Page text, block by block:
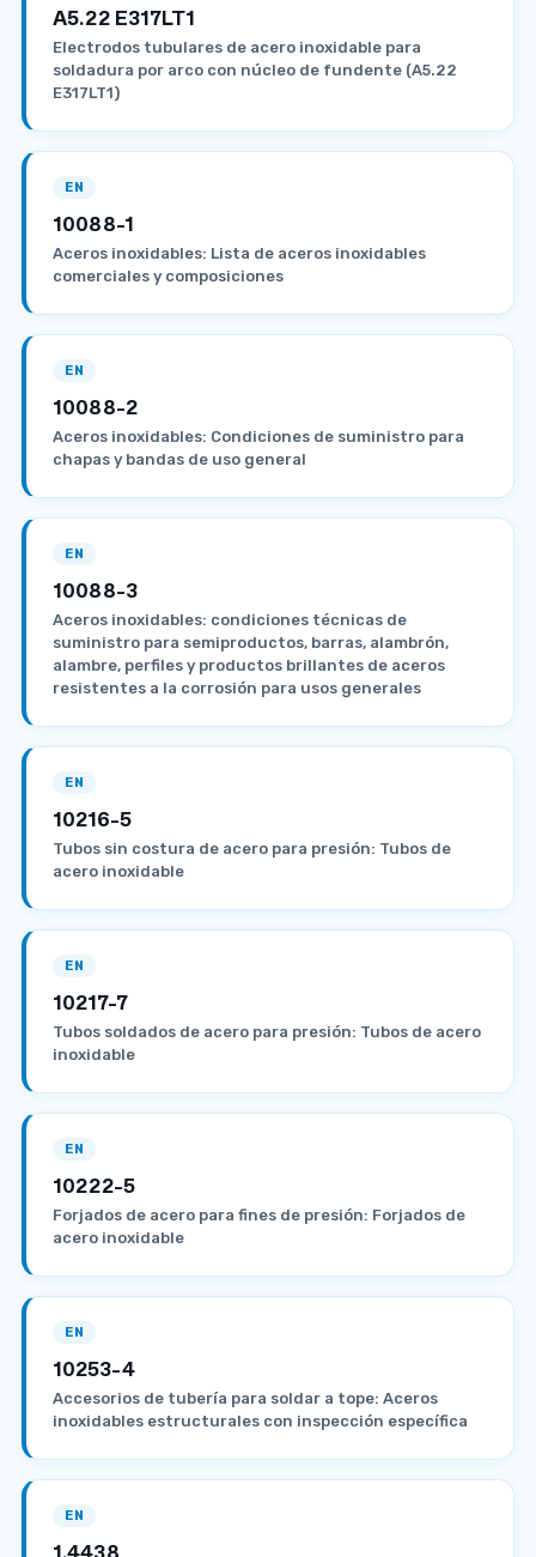
A5.22 E317LT1
Electrodos tubulares de acero inoxidable para
soldadura por arco con núcleo de fundente (A5.22
E317LT1)
EN
10088-1
Aceros inoxidables: Lista de aceros inoxidables
comerciales y composiciones
EN
10088-2
Aceros inoxidables: Condiciones de suministro para
chapas y bandas de uso general
EN
10088-3
Aceros inoxidables: condiciones técnicas de
suministro para semiproductos, barras, alambrón,
alambre, perfiles y productos brillantes de aceros
resistentes a la corrosión para usos generales
EN
10216-5
Tubos sin costura de acero para presión: Tubos de
acero inoxidable
EN
10217-7
Tubos soldados de acero para presión: Tubos de acero
inoxidable
EN
10222-5
Forjados de acero para fines de presión: Forjados de
acero inoxidable
EN
10253-4
Accesorios de tubería para soldar a tope: Aceros
inoxidables estructurales con inspección específica
EN
1.4438